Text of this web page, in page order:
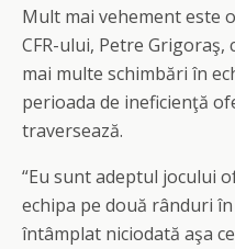
Mult mai vehement este
CFR-ului, Petre Grigoraş,
mai multe schimbări în
perioada de ineficienţă
traversează.
“Eu sunt adeptul jocului
echipa pe două rânduri
întâmplat niciodată aşa